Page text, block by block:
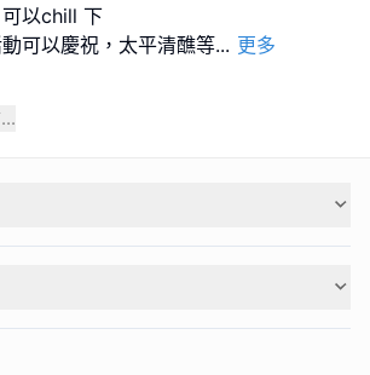
以chill 下
可以慶祝，太平清醮等... 更多